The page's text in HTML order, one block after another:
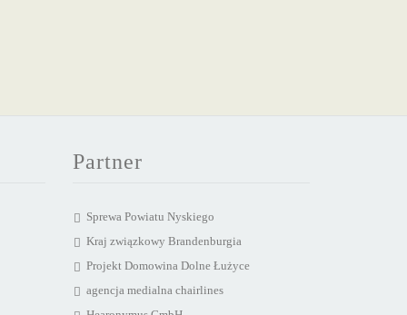
Partner
Sprewa Powiatu Nyskiego
Kraj związkowy Brandenburgia
Projekt Domowina Dolne Łużyce
agencja medialna chairlines